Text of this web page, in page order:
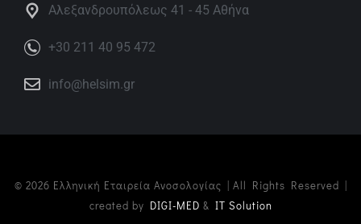
Αλεξανδρουπόλεως 41 - 45 Αθήνα
+30 211 40 95 472
info@helsim.gr
© 2026 Ελληνική Εταιρεία Ανοσολογίας | All Rights Reserved |
created by DIGI-MED & IT Solution